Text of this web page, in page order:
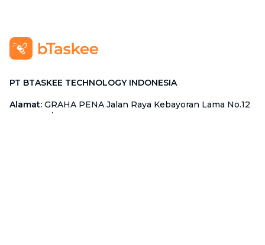
PT BTASKEE TECHNOLOGY INDONESIA
Alamat: GRAHA PENA Jalan Raya Kebayoran Lama No.12
Lt. 9, RT.1/RW.1, Grogol Utara, Kebayoran Lama, Jakarta